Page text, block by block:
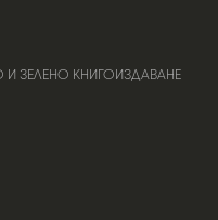
ЗЕЛЕНО КНИГОИЗДАВАНЕ